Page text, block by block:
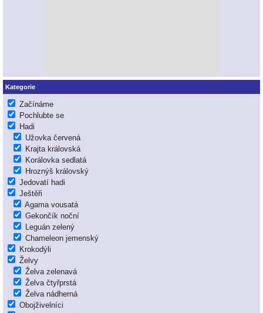
Kategorie
Začínáme
Pochlubte se
Hadi
Užovka červená
Krajta královská
Korálovka sedlatá
Hroznýš královský
Jedovatí hadi
Ještěři
Agama vousatá
Gekončík noční
Leguán zelený
Chameleon jemenský
Krokodýli
Želvy
Želva zelenavá
Želva čtyřprstá
Želva nádherná
Obojživelníci